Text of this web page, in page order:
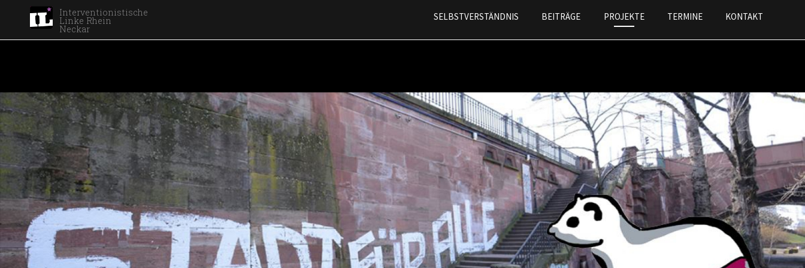
Inhalt
Interventionistische
Linke Rhein
Neckar
SELBSTVERSTÄNDNIS BEITRÄGE PROJEKTE TERMINE KONTAKT